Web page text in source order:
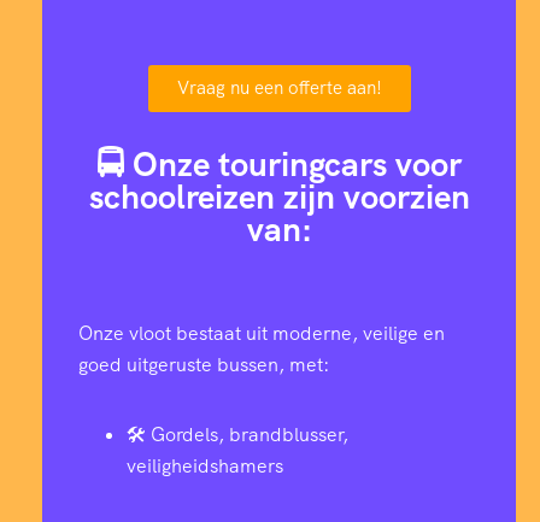
Vraag nu een offerte aan!
🚍 Onze touringcars voor
schoolreizen zijn voorzien
van:
Onze vloot bestaat uit moderne, veilige en
goed uitgeruste bussen, met:
🛠️ Gordels, brandblusser,
veiligheidshamers